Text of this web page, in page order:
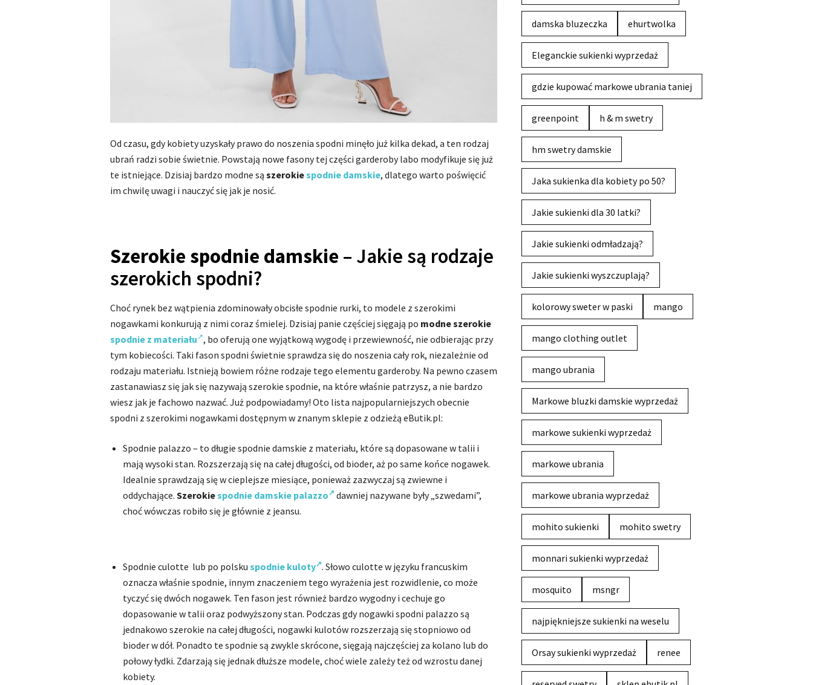
Od czasu, gdy kobiety uzyskały prawo do noszenia spodni minęło już kilka dekad, a ten rodzaj
ubrań radzi sobie świetnie. Powstają nowe fasony tej części garderoby labo modyfikuje się już
te istniejące. Dzisiaj bardzo modne są szerokiespodnie damskie, dlatego warto poświęcić
im chwilę uwagi i nauczyć się jak je nosić.
Szerokie spodnie damskie – Jakie są rodzaje
szerokich spodni?
Choć rynek bez wątpienia zdominowały obcisłe spodnie rurki, to modele z szerokimi
nogawkami konkurują z nimi coraz śmielej. Dzisiaj panie częściej sięgają po modneszerokie
spodnie z materiału , bo oferują one wyjątkową wygodę i przewiewność, nie odbierając przy
tym kobiecości. Taki fason spodni świetnie sprawdza się do noszenia cały rok, niezależnie od
rodzaju materiału. Istnieją bowiem różne rodzaje tego elementu garderoby. Na pewno czasem
zastanawiasz się jak się nazywają szerokie spodnie, na które właśnie patrzysz, a nie bardzo
wiesz jak je fachowo nazwać. Już podpowiadamy! Oto lista najpopularniejszych obecnie
spodni z szerokimi nogawkami dostępnym w znanym sklepie z odzieżą eButik.pl:
Spodnie palazzo – to długie spodnie damskie z materiału, które są dopasowane w talii i
mają wysoki stan. Rozszerzają się na całej długości, od bioder, aż po same końce nogawek.
Idealnie sprawdzają się w cieplejsze miesiące, ponieważ zazwyczaj są zwiewne i
oddychające. Szerokiespodnie damskie palazzo
dawniej nazywane były „szwedami”,
choć wówczas robiło się je głównie z jeansu.
Spodnie culotte lub po polsku spodnie kuloty . Słowo culotte w języku francuskim
oznacza właśnie spodnie, innym znaczeniem tego wyrażenia jest rozwidlenie, co może
tyczyć się dwóch nogawek. Ten fason jest również bardzo wygodny i cechuje go
dopasowanie w talii oraz podwyższony stan. Podczas gdy nogawki spodni palazzo są
jednakowo szerokie na całej długości, nogawki kulotów rozszerzają się stopniowo od
bioder w dół. Ponadto te spodnie są zwykle skrócone, sięgają najczęściej za kolano lub do
połowy łydki. Zdarzają się jednak dłuższe modele, choć wiele zależy też od wzrostu danej
kobiety.
damska bluzeczka ehurtwolka
Eleganckie sukienki wyprzedaż
gdzie kupować markowe ubrania taniej
greenpoint h & m swetry
hm swetry damskie
Jaka sukienka dla kobiety po 50?
Jakie sukienki dla 30 latki?
Jakie sukienki odmładzają?
Jakie sukienki wyszczuplają?
kolorowy sweter w paski mango
mango clothing outlet
mango ubrania
Markowe bluzki damskie wyprzedaż
markowe sukienki wyprzedaż
markowe ubrania
markowe ubrania wyprzedaż
mohito sukienki mohito swetry
monnari sukienki wyprzedaż
mosquito msngr
najpiękniejsze sukienki na weselu
Orsay sukienki wyprzedaż renee